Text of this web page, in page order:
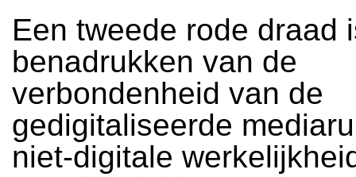
Een tweede rode draad
benadrukken van de
verbondenheid van de
gedigitaliseerde
niet-digitale